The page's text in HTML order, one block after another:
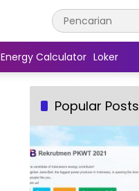
Energy Calculator Loker
Popular Posts